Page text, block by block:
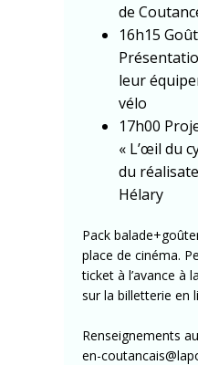
de
16h15
leur
vélo
17h00
« L’œil du
du
Hélary
Pack
place de cinéma.
ticket à l’avance à
sur la billetterie en
Renseignements
en-